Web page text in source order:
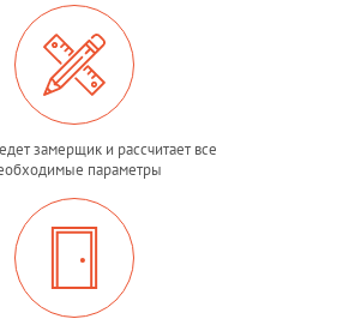
замерщик и рассчитает все
параметры